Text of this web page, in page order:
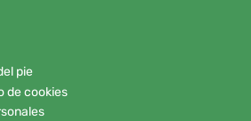
pie
de cookies